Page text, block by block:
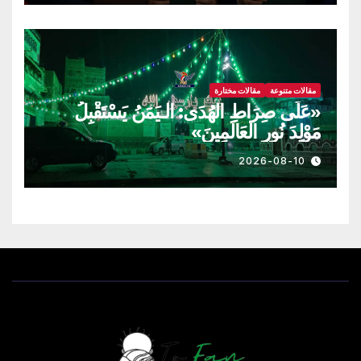
مقالات متنوعة مقالات مختارة
«عَلَى صِرَاطِ الهُدَى: الـيَمَنُ يَسْتَقْبِلُ
مَوْلِدَ نُورِ العَالَمِينَ»
2026-08-10